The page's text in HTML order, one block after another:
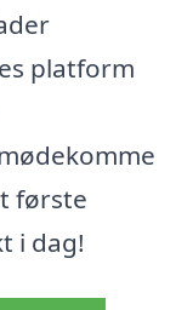
platform
første
i dag!